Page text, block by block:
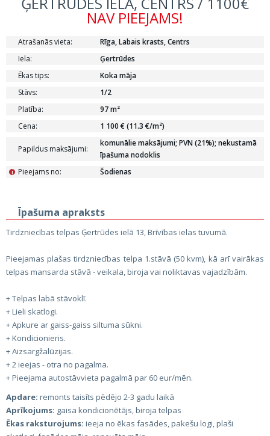
NAV PIEEJAMS!
Atrašanās vieta:
Rīga, Labais krasts, Centrs
Iela:
Ģertrūdes
Ēkas tips:
Koka māja
Stāvs:
1/2
Platība:
97 m²
Cena:
1 100 € (11.3 €/m²)
Papildus maksājumi:
komunālie maksājumi; PVN (21%); nekustamā
īpašuma nodoklis
Pieejams no:
i Šodienas
Īpašuma apraksts
Tirdzniecības telpas Ģertrūdes ielā 13, Brīvības ielas tuvumā.
Pieejamas plašas tirdzniecības telpa 1.stāvā (50 kvm), kā arī vairākas
telpas mansarda stāvā - veikala, biroja vai noliktavas vajadzībām.
+ Telpas labā stāvoklī.
+ Lieli skatlogi.
+ Apkure ar gaiss-gaiss siltuma sūkni.
+ Kondicionieris.
+ Aizsargžalūzijas.
+ 2 ieejas - otra no pagalma.
+ Pieejama autostāvvieta pagalmā par 60 eur/mēn.
Apdare: remonts taisīts pēdējo 2-3 gadu laikā
Aprīkojums: gaisa kondicionētājs, biroja telpas
Ēkas raksturojums: ieeja no ēkas fasādes, pakešu logi, plaši